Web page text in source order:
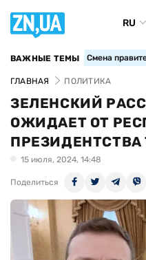
RU
ВАЖНЫЕ ТЕМЫ Смена
ГЛАВНАЯ ПОЛИТИКА
ЗЕЛЕНСКИЙ
ОЖИДАЕТ ОТ
ПРЕЗИДЕНТСТВА
15 июля, 2024, 14:48
Поделиться